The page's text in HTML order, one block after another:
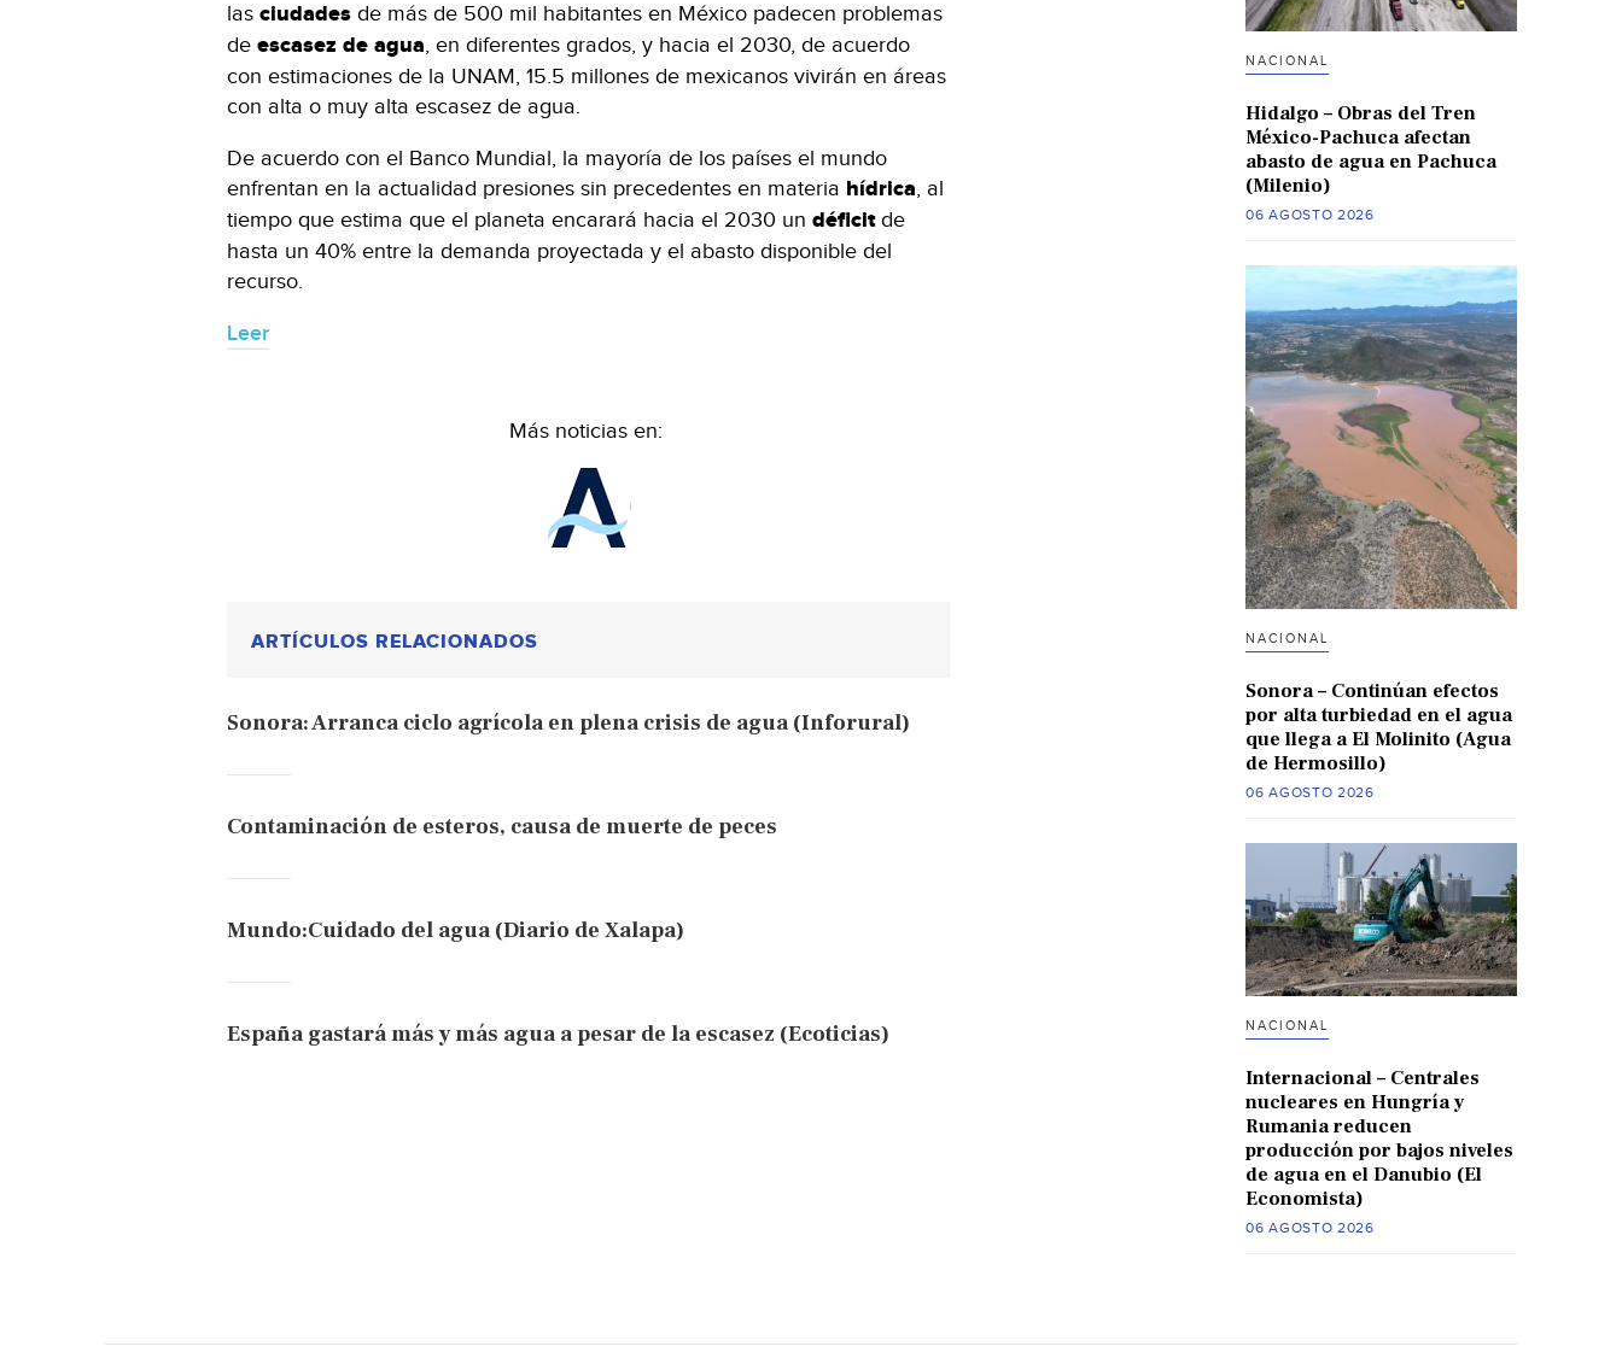
las ciudades de más de 500 mil habitantes en México padecen problemas
de escasez de agua, en diferentes grados, y hacia el 2030, de acuerdo
con estimaciones de la UNAM, 15.5 millones de mexicanos vivirán en áreas
con alta o muy alta escasez de agua.
De acuerdo con el Banco Mundial, la mayoría de los países el mundo
enfrentan en la actualidad presiones sin precedentes en materia hídrica, al
tiempo que estima que el planeta encarará hacia el 2030 un déficitde
hasta un 40% entre la demanda proyectada y el abasto disponible del
recurso.
Leer
Más noticias en:
ARTÍCULOS RELACIONADOS
Sonora: Arranca ciclo agrícola en plena crisis de agua (Inforural)
Contaminación de esteros, causa de muerte de peces
Mundo:Cuidado del agua (Diario de Xalapa)
España gastará más y más agua a pesar de la escasez (Ecoticias)
NACIONAL
Hidalgo – Obras del Tren
México-Pachuca afectan
abasto de agua en Pachuca
(Milenio)
06 AGOSTO 2026
NACIONAL
Sonora – Continúan efectos
por alta turbiedad en el agua
que llega a El Molinito (Agua
de Hermosillo)
06 AGOSTO 2026
NACIONAL
Internacional – Centrales
nucleares en Hungría y
Rumania reducen
producción por bajos niveles
de agua en el Danubio (El
Economista)
06 AGOSTO 2026